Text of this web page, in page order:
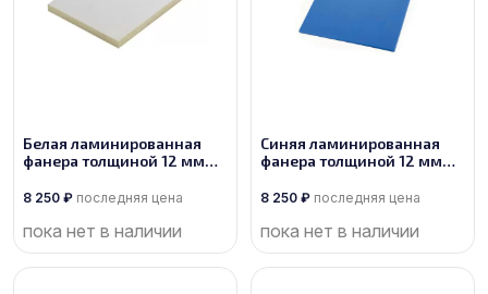
Белая ламинированная
фанера толщиной 12 мм
1/1
8 250 ₽ последняя цена
пока нет в наличии
Синяя ламинированная
фанера толщиной 12 мм
1/1
8 250 ₽ последняя цена
пока нет в наличии